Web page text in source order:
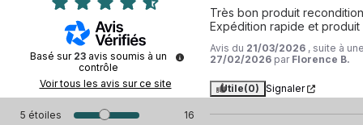
Basé sur 23 avis soumis à un
contrôle
Voir tous les avis sur ce site
5 étoiles
16
Très bon produit
Expédition rapide et produit
Avis du 21/03/2026 , suite à
27/02/2026 par Florence B.
Utile(0) Signaler